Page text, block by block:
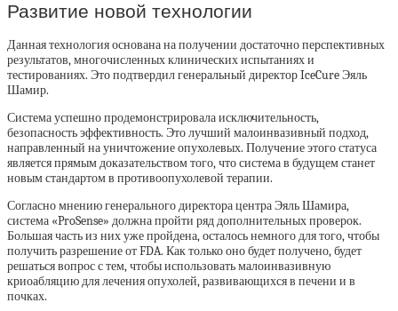
Развитие новой технологии
Данная технология основана на получении достаточно перспективных
результатов, многочисленных клинических испытаниях и
тестированиях. Это подтвердил генеральный директор IceCure Эяль
Шамир.
Система успешно продемонстрировала исключительность,
безопасность эффективность. Это лучший малоинвазивный подход,
направленный на уничтожение опухолевых. Получение этого статуса
является прямым доказательством того, что система в будущем станет
новым стандартом в противоопухолевой терапии.
Согласно мнению генерального директора центра Эяль Шамира,
система «ProSense» должна пройти ряд дополнительных проверок.
Большая часть из них уже пройдена, осталось немного для того, чтобы
получить разрешение от FDA. Как только оно будет получено, будет
решаться вопрос с тем, чтобы использовать малоинвазивную
криоабляцию для лечения опухолей, развивающихся в печени и в
почках.